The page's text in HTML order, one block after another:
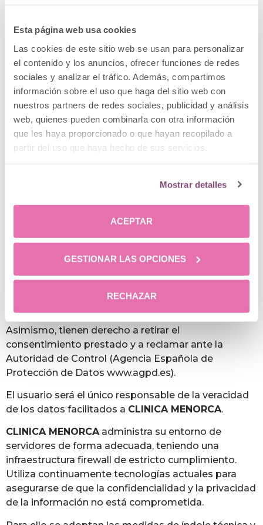
Esta página web usa cookies
Las cookies de este sitio web se usan para personalizar
el contenido y los anuncios, ofrecer funciones de redes
sociales y analizar el tráfico. Además, compartimos
información sobre el uso que haga del sitio web con
nuestros partners de redes sociales, publicidad y análisis
web, quienes pueden combinarla con otra información
que les haya proporcionado o que hayan recopilado a
partir del uso que haya hecho de sus servicios.
Mostrar detalles
ACEPTAR
GESTIONAR LAS OPCIONES
RECHAZAR
aceptación. El uso de su correo electrónico y
realizará con su consentimiento en caso de que
marque la casilla correspondiente. Los datos se
conservarán mientras se mantenga le relación y no
se solicite su supresión y en cualquier caso en
cumplimiento de plazos legales de prescripción que
le resulten de aplicación.
En el caso de acceder a ofertas o servicios que
requieran el pago de una reserva, en el momento de
dicho pago, quedando ya sujeto el usuario a las
Los interesados pueden ejercitar sus derechos de
acceso, rectificación, supresión, portabilidad y la
nuestro Centro, indicando “ejercicio derechos
protección de datos” o a través de la siguiente
Asimismo, tienen derecho a retirar el
consentimiento prestado y a reclamar ante la
Autoridad de Control (Agencia Española de
Protección de Datos www.agpd.es).
El usuario será el único responsable de la veracidad
de los datos facilitados a CLINICA MENORCA.
CLINICA MENORCAadministra su entorno de
servidores de forma adecuada, teniendo una
infraestructura firewall de estricto cumplimiento.
Utiliza continuamente tecnologías actuales para
asegurarse de que la confidencialidad y la privacidad
de la información no está comprometida.